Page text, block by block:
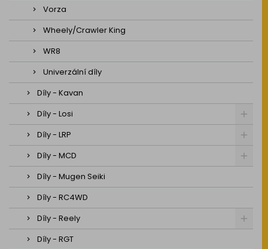
Vorza
Wheely/Crawler King
WR8
Univerzální díly
Díly - Kavan
Díly - Losi
Díly - LRP
Díly - MCD
Díly - Mugen Seiki
Díly - RC4WD
Díly - Reely
Díly - RGT